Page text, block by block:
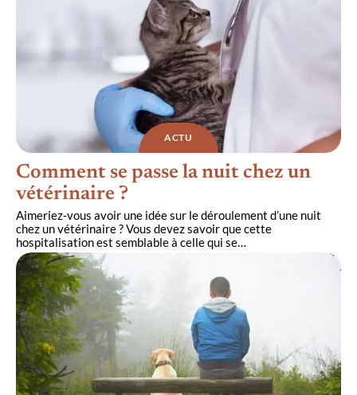
ACTU
Comment se passe la nuit chez un
vétérinaire ?
Aimeriez-vous avoir une idée sur le déroulement d’une nuit
chez un vétérinaire ? Vous devez savoir que cette
hospitalisation est semblable à celle qui se…